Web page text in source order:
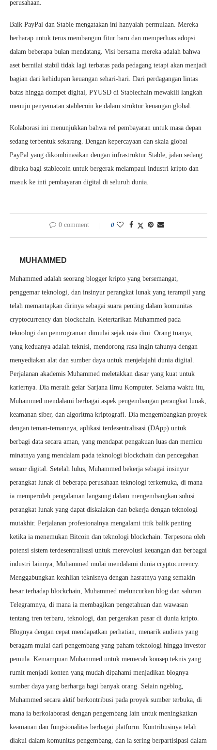
perusahaan.
Baik PayPal dan Stable mengatakan ini hanyalah permulaan. Mereka
berharap untuk terus membangun fitur baru dan memperluas adopsi
dalam beberapa bulan mendatang. Visi bersama mereka adalah bahwa
aset bernilai stabil tidak lagi terbatas pada pedagang tetapi akan menjadi
bagian dari kehidupan keuangan sehari-hari. Dari perdagangan lintas
batas hingga dompet digital, PYUSD di Stablechain mewakili langkah
menuju penyematan stablecoin ke dalam struktur keuangan global.
Kolaborasi ini menunjukkan bahwa rel pembayaran untuk masa depan
sedang terbentuk sekarang. Dengan kepercayaan dan skala global
PayPal yang dikombinasikan dengan infrastruktur Stable, jalan sedang
dibuka bagi stablecoin untuk bergerak melampaui industri kripto dan
masuk ke inti pembayaran digital di seluruh dunia.
0 comment 0
MUHAMMED
Muhammed adalah seorang blogger kripto yang bersemangat,
penggemar teknologi, dan insinyur perangkat lunak yang terampil yang
telah memantapkan dirinya sebagai suara penting dalam komunitas
cryptocurrency dan blockchain. Ketertarikan Muhammed pada
teknologi dan pemrograman dimulai sejak usia dini. Orang tuanya,
yang keduanya adalah teknisi, mendorong rasa ingin tahunya dengan
menyediakan alat dan sumber daya untuk menjelajahi dunia digital.
Perjalanan akademis Muhammed meletakkan dasar yang kuat untuk
kariernya. Dia meraih gelar Sarjana Ilmu Komputer. Selama waktu itu,
Muhammed mendalami berbagai aspek pengembangan perangkat lunak,
keamanan siber, dan algoritma kriptografi. Dia mengembangkan proyek
dengan teman-temannya, aplikasi terdesentralisasi (DApp) untuk
berbagi data secara aman, yang mendapat pengakuan luas dan memicu
minatnya yang mendalam pada teknologi blockchain dan pencegahan
sensor digital. Setelah lulus, Muhammed bekerja sebagai insinyur
perangkat lunak di beberapa perusahaan teknologi terkemuka, di mana
ia memperoleh pengalaman langsung dalam mengembangkan solusi
perangkat lunak yang dapat diskalakan dan bekerja dengan teknologi
mutakhir. Perjalanan profesionalnya mengalami titik balik penting
ketika ia menemukan Bitcoin dan teknologi blockchain. Terpesona oleh
potensi sistem terdesentralisasi untuk merevolusi keuangan dan berbagai
industri lainnya, Muhammed mulai mendalami dunia cryptocurrency.
Menggabungkan keahlian teknisnya dengan hasratnya yang semakin
besar terhadap blockchain, Muhammed meluncurkan blog dan saluran
Telegramnya, di mana ia membagikan pengetahuan dan wawasan
tentang tren terbaru, teknologi, dan pergerakan pasar di dunia kripto.
Blognya dengan cepat mendapatkan perhatian, menarik audiens yang
beragam mulai dari pengembang yang paham teknologi hingga investor
pemula. Kemampuan Muhammed untuk memecah konsep teknis yang
rumit menjadi konten yang mudah dipahami menjadikan blognya
sumber daya yang berharga bagi banyak orang. Selain ngeblog,
Muhammed secara aktif berkontribusi pada proyek sumber terbuka, di
mana ia berkolaborasi dengan pengembang lain untuk meningkatkan
keamanan dan fungsionalitas berbagai platform. Kontribusinya telah
diakui dalam komunitas pengembang, dan ia sering berpartisipasi dalam